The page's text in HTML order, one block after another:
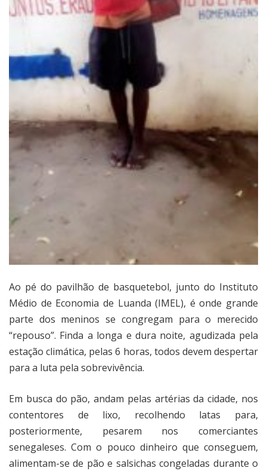
Ao pé do pavilhão de basquetebol, junto do Instituto
Médio de Economia de Luanda (IMEL), é onde grande
parte dos meninos se congregam para o merecido
“repouso”. Finda a longa e dura noite, agudizada pela
estação climática, pelas 6 horas, todos devem despertar
para a luta pela sobrevivência.
Em busca do pão, andam pelas artérias da cidade, nos
contentores de lixo, recolhendo latas para,
posteriormente, pesarem nos comerciantes
senegaleses. Com o pouco dinheiro que conseguem,
alimentam-se de pão e salsichas congeladas durante o